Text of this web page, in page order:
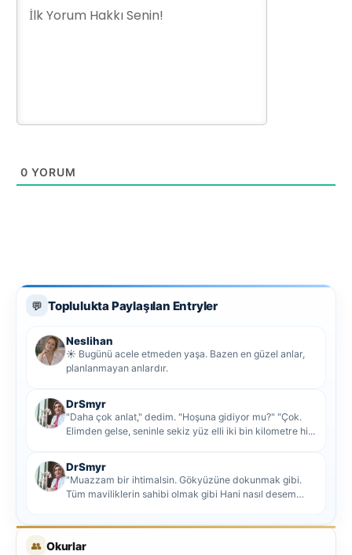
0 YORUM
💬 Toplulukta Paylaşılan Entryler
Neslihan
☀️ Bugünü acele etmeden yaşa. Bazen en güzel anlar,
planlanmayan anlardır.
DrSmyr
"Daha çok anlat," dedim. "Hoşuna gidiyor mu?" "Çok.
Elimden gelse, seninle sekiz yüz elli iki bin kilometre hi...
DrSmyr
"Muazzam bir ihtimalsin. Gökyüzüne dokunmak gibi.
Tüm maviliklerin sahibi olmak gibi Hani nasıl desem
👥 Okurlar